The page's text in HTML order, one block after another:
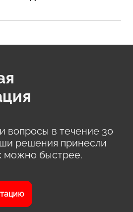
вопросы в течение 30
решения принесли
можно быстрее.